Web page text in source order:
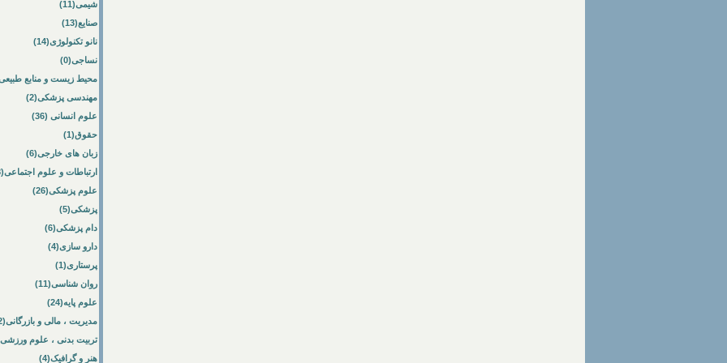
شیمی(11)
صنایع(13)
نانو تکنولوژی(14)
نساجی(0)
محیط زیست و منابع
مهندسی پزشکی(2)
علوم انسانی (36)
حقوق(1)
زبان های خارجی(6)
ارتباطات و علوم اجتماعی(8)
علوم پزشکی(26)
پزشکی(5)
دام پزشکی(6)
دارو سازی(4)
پرستاری(1)
روان شناسی(11)
علوم پایه(24)
مدیریت ، مالی و بازرگانی(52)
تربیت بدنی ، علوم
هنر و گرافیک(4)